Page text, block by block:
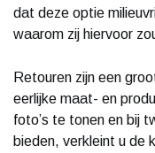
dat deze optie
waarom zij hiervoor
Retouren zijn een
eerlijke maat- en
foto’s te tonen en bij
bieden, verkleint u de